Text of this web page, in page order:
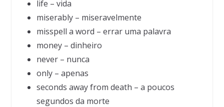
life – vida
miserably – miseravelmente
misspell a word – errar uma palavra
money – dinheiro
never – nunca
only – apenas
seconds away from death – a poucos
segundos da morte